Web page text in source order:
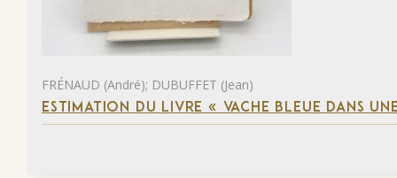
FRÉNAUD (André); DUBUFFET (Jean)
ESTIMATION DU LIVRE « VACHE BLEUE DANS